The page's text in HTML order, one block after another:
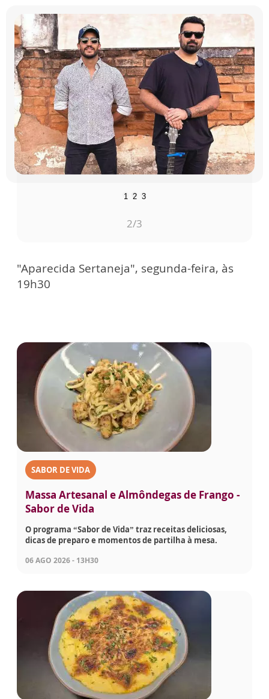
1 2 3
3/3
"Aparecida Sertaneja", segunda-feira, às
19h30
SABOR DE VIDA
Massa Artesanal e Almôndegas de Frango -
Sabor de Vida
O programa “Sabor de Vida” traz receitas deliciosas,
dicas de preparo e momentos de partilha à mesa.
06 AGO 2026 - 13H30